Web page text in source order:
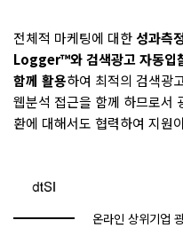
전체적 마케팅에 대한 성과측
Logger™와 검색광고 자동
함께 활용하여 최적의 검색광
웹분석 접근을 함께 하므로서
환에 대해서도 협력하여 지원
온라인 상위기업